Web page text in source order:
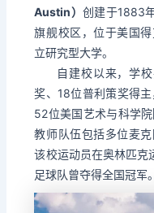
Austin）创建于1883
旗舰校区，位于美国
立研究型大学。
自建校以来，学
奖、18位普利策奖得
52位美国艺术与科学
教师队伍包括多位麦
该校运动员在奥林匹克
足球队曾夺得全国冠军。